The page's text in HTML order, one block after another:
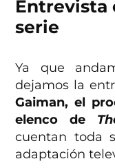
Entrevista
serie
Ya que
dejamos la
Gaiman, el
elenco de
cuentan toda
adaptación